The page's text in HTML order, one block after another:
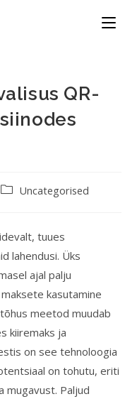
QR-
Uncategorised
tuues
lahendusi. Üks
ajal palju
kasutamine
meetod muudab
kiiremaks ja
on see tehnoloogia
on tohutu, eriti
mugavust. Paljud